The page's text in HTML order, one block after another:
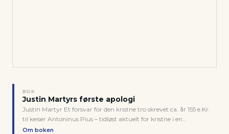
BOK
Justin Martyrs første apologi
Justin Martyr Et forsvar for den kristne tro skrevet ca. år 155 e.Kr.
til keiser Antoninus Pius – tidløst aktuelt for kristne i en
sekularisert verden. Solum Bokvenn · 161 sider
Om boken